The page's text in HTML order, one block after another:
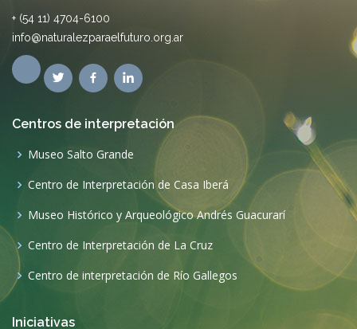
Funafu
O' Higgins 4380, Nuñez
+ (54 11) 4704-6100
info@naturalezparaelfuturo.org.ar
Centros de interpretación
Museo Salto Grande